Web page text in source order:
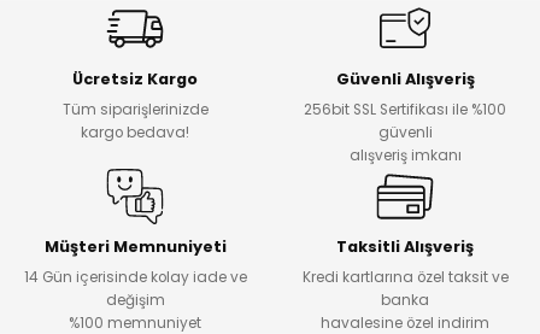
Dantelya Kız Çocuk Tişört
Puba Unisex Kot 3’lü Takım
Urban Kız Çocuk Süveterli Tunik Gömlek Navi Kız Çocuk Kot Pantolon
₺ 650
Ücretsiz Kargo
Tüm siparişlerinizde
kargo bedava!
Güvenli Alışveriş
256bit SSL Sertifikası ile %100
güvenli
alışveriş imkanı
Müşteri Memnuniyeti
14 Gün içerisinde kolay iade ve
değişim
%100 memnuniyet
Taksitli Alışveriş
Kredi kartlarına özel taksit ve
banka
havalesine özel indirim